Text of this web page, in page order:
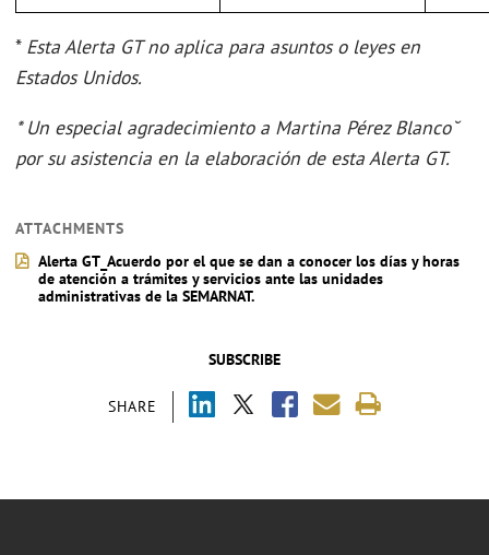
SUBSCRIBE
SHARE
* Esta Alerta GT no aplica para asuntos o leyes en
Estados Unidos.
* Un especial agradecimiento a Martina Pérez Blanco˘
por su asistencia en la elaboración de esta Alerta GT.
ATTACHMENTS
Alerta GT_Acuerdo por el que se dan a conocer los días y horas
de atención a trámites y servicios ante las unidades
administrativas de la SEMARNAT.